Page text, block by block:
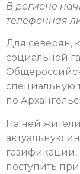
В регионе
телефонная
Для северян,
социальной
специальную
по
На ней
актуальную
газификации,
поступить